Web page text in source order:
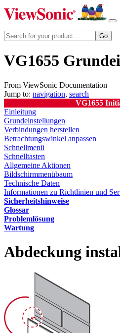
VG1655
From ViewSonic Documentation
Jump to: navigation, search
VG1655
Einleitung
Grundeinstellungen
Verbindungen herstellen
Betrachtungswinkel anpassen
Schnellmenü
Schnelltasten
Allgemeine Aktionen
Bildschirmmenübaum
Technische Daten
Informationen zu Richtlinien und
Sicherheitshinweise
Glossar
Problemlösung
Wartung
Abdeckung